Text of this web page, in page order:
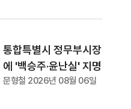
통합특별시 정무부시장
에 '백승주·윤난실' 지명
문형철 2026년 08월 06일